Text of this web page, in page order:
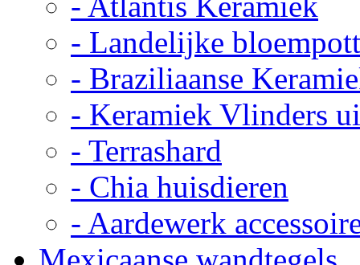
- Landelijke
- Braziliaanse
- Keramiek Vlinders
- Terrashard
- Chia huisdieren
- Aardewerk